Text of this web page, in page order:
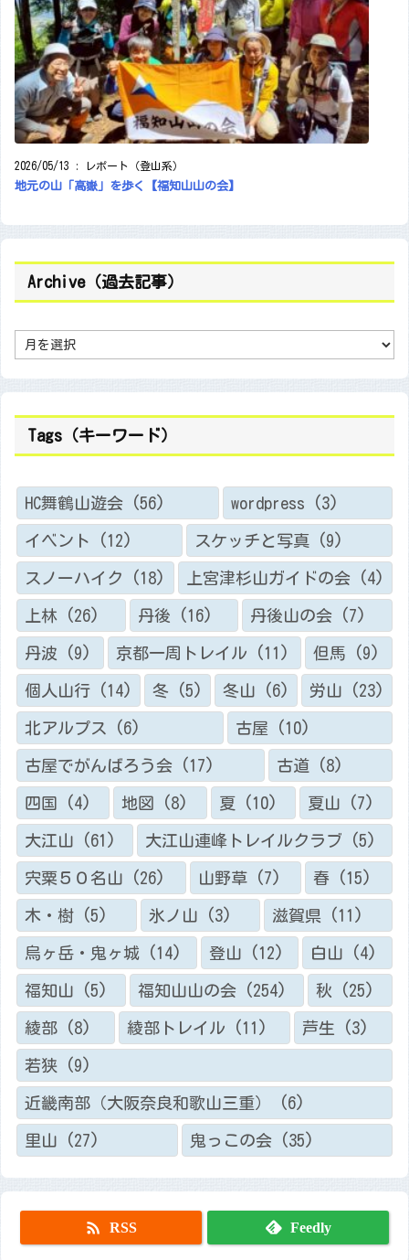
2026/05/13 : レポート（登山系）
地元の山「高嶽」を歩く【福知山山の会】
Archive（過去記事）
c
e
去
）
Tags（キーワード）
HC舞鶴山遊会 (56) wordpress (3)
イベント (12) スケッチと写真(9)
スノーハイク (18) 上宮津杉山ガイドの会(4)
上林 (26) 丹後 (16) 丹後山の会 (7)
丹波 (9) 京都一周トレイル (11) 但馬 (9)
個人山行 (14) 冬 (5) 冬山 (6) 労山 (23)
北アルプス (6) 古屋 (10)
古屋でがんばろう会 (17) 古道(8)
四国 (4) 地図 (8) 夏(10) 夏山 (7)
大江山 (61) 大江山連峰トレイルクラブ (5)
宍粟５０名山 (26) 山野草(7) 春 (15)
木・樹 (5) 氷ノ山 (3) 滋賀県 (11)
烏ヶ岳・鬼ヶ城 (14) 登山 (12) 白山 (4)
福知山 (5) 福知山山の会(254) 秋 (25)
綾部 (8) 綾部トレイル (11) 芦生 (3)
若狭 (9)
近畿南部（大阪奈良和歌山三重） (6)
里山 (27) 鬼っこの会 (35)
 RSS Feedly